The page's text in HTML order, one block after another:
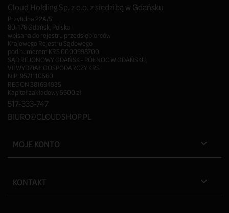
Cloud Holding Sp. z o.o. z siedzibą w Gdańsku
Przytulna 22A/5
80-176 Gdańsk, Polska
wpisana do rejestru przedsiębiorców
Krajowego Rejestru Sądowego
pod numerem KRS 0000998700
SĄD REJONOWY GDAŃSK - PÓŁNOC W GDAŃSKU,
VII WYDZIAŁ GOSPODARCZY KRS
NIP: 9571110560
REGON 381694935
Kapitał zakładowy 5600 zł
517-333-747
BIURO@CLOUDSHOP.PL
MOJE KONTO 
KONTAKT 